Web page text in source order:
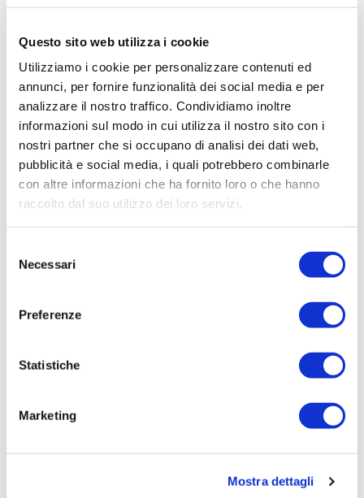
Questo sito web utilizza i cookie
Utilizziamo i cookie per personalizzare contenuti ed
annunci, per fornire funzionalità dei social media e per
analizzare il nostro traffico. Condividiamo inoltre
informazioni sul modo in cui utilizza il nostro sito con i
nostri partner che si occupano di analisi dei dati web,
pubblicità e social media, i quali potrebbero combinarle
con altre informazioni che ha fornito loro o che hanno
raccolto dal suo utilizzo dei loro servizi.
delNecessari
Preferenze
Statistiche
Marketing
Mostra dettagli
26 Luglio 2023
Servizio di Psicologia e Psicoterapia a Roma presso lo
studio multiprofessionale “I Navigatori”
Leggi tutto
Il calendario dell’Avvento di Genitori s’impara – 24
proposte per genitori, educatori e bambini tra zero e tre